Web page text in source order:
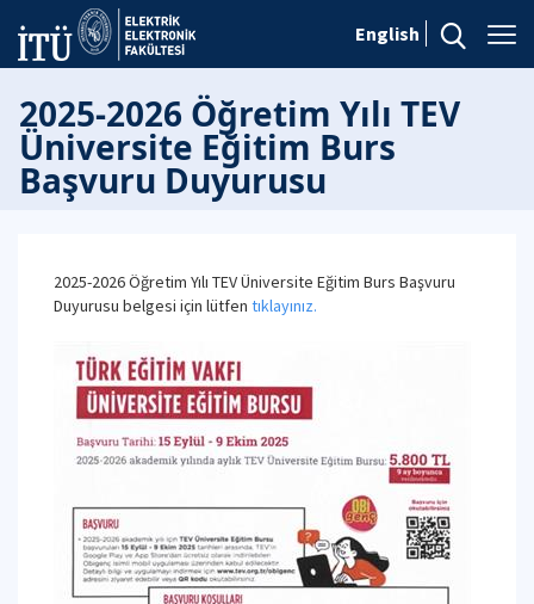
English
2025-2026 Öğretim Yılı TEV
Üniversite Eğitim Burs
Başvuru Duyurusu
2025-2026 Öğretim Yılı TEV Üniversite Eğitim Burs Başvuru
Duyurusu belgesi için lütfen tıklayınız.